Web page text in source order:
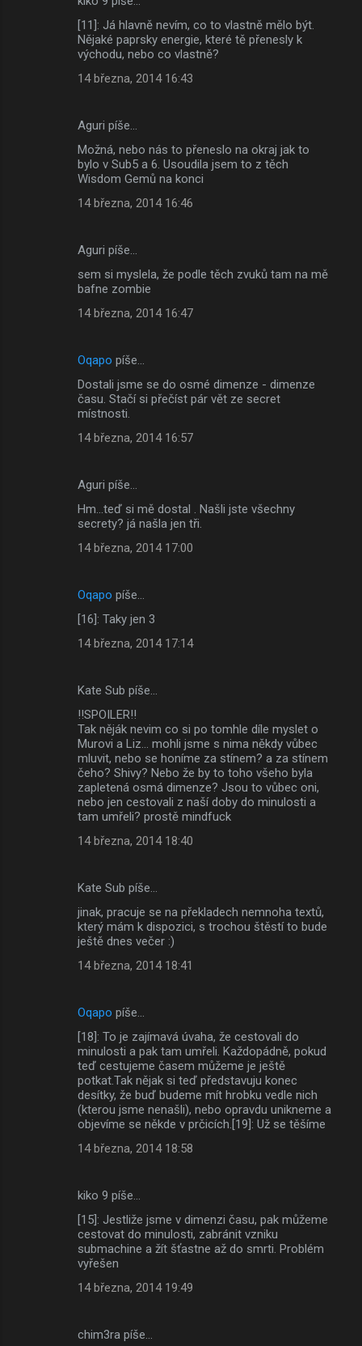
[11]: Já hlavně nevím, co to vlastně mělo být.
Nějaké paprsky energie, které tě přenesly k
východu, nebo co vlastně?
14 března, 2014 16:43
Aguri píše…
Možná, nebo nás to přeneslo na okraj jak to
bylo v Sub5 a 6. Usoudila jsem to z těch
Wisdom Gemů na konci
14 března, 2014 16:46
Aguri píše…
sem si myslela, že podle těch zvuků tam na mě
bafne zombie
14 března, 2014 16:47
Oqapo píše…
Dostali jsme se do osmé dimenze - dimenze
času. Stačí si přečíst pár vět ze secret
místnosti.
14 března, 2014 16:57
Aguri píše…
Hm...teď si mě dostal . Našli jste všechny
secrety? já našla jen tři.
14 března, 2014 17:00
Oqapo píše…
[16]: Taky jen 3
14 března, 2014 17:14
Kate Sub píše…
!!SPOILER!!
Tak něják nevim co si po tomhle díle myslet o
Murovi a Liz... mohli jsme s nima někdy vůbec
mluvit, nebo se honíme za stínem? a za stínem
čeho? Shivy? Nebo že by to toho všeho byla
zapletená osmá dimenze? Jsou to vůbec oni,
nebo jen cestovali z naší doby do minulosti a
tam umřeli? prostě mindfuck
14 března, 2014 18:40
Kate Sub píše…
jinak, pracuje se na překladech nemnoha textů,
který mám k dispozici, s trochou štěstí to bude
ještě dnes večer :)
14 března, 2014 18:41
Oqapo píše…
[18]: To je zajímavá úvaha, že cestovali do
minulosti a pak tam umřeli. Každopádně, pokud
teď cestujeme časem můžeme je ještě
potkat.Tak nějak si teď představuju konec
desítky, že buď budeme mít hrobku vedle nich
(kterou jsme nenašli), nebo opravdu unikneme a
objevíme se někde v prčicích.[19]: Už se těšíme
14 března, 2014 18:58
kiko 9 píše…
[15]: Jestliže jsme v dimenzi času, pak můžeme
cestovat do minulosti, zabránit vzniku
submachine a žít šťastne až do smrti. Problém
vyřešen
14 března, 2014 19:49
chim3ra píše…